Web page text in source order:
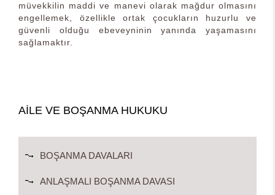
müvekkilin maddi ve manevi olarak mağdur olmasını
engellemek, özellikle ortak çocukların huzurlu ve
güvenli olduğu ebeveyninin yanında yaşamasını
sağlamaktır.
AILE VE BOŞANMA HUKUKU
BOŞANMA DAVALARI
ANLAŞMALI BOŞANMA DAVASI